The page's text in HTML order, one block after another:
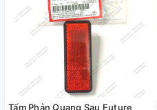
Tấm Phản Quang Sau Future